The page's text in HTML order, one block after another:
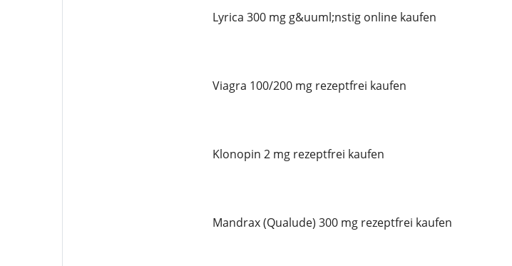
Lyrica 300 mg g&uuml;nstig online kaufen
Viagra 100/200 mg rezeptfrei kaufen
Klonopin 2 mg rezeptfrei kaufen
Mandrax (Qualude) 300 mg rezeptfrei kaufen